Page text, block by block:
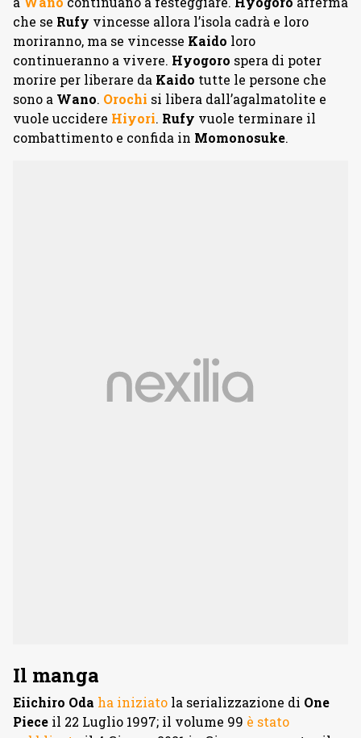
che se Rufy vincesse allora l’isola cadrà e loro
moriranno, ma se vincesse Kaido loro
continueranno a vivere. Hyogoro spera di poter
morire per liberare da Kaido tutte le persone che
sono a Wano. Orochi si libera dall’agalmatolite e
vuole uccidere Hiyori. Rufy vuole terminare il
combattimento e confida in Momonosuke.
Il manga
Eiichiro Oda ha iniziato la serializzazione di One
Piece il 22 Luglio 1997; il volume 99 è stato